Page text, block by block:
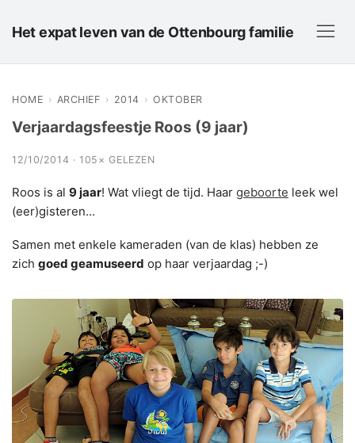
Het expat leven van de Ottenbourg familie
HOME › ARCHIEF › 2014 › OKTOBER
Verjaardagsfeestje Roos (9 jaar)
12/10/2014 · 105× GELEZEN
Roos is al 9 jaar! Wat vliegt de tijd. Haar geboorte leek wel
(eer)gisteren...
Samen met enkele kameraden (van de klas) hebben ze
zich goed geamuseerd op haar verjaardag ;-)